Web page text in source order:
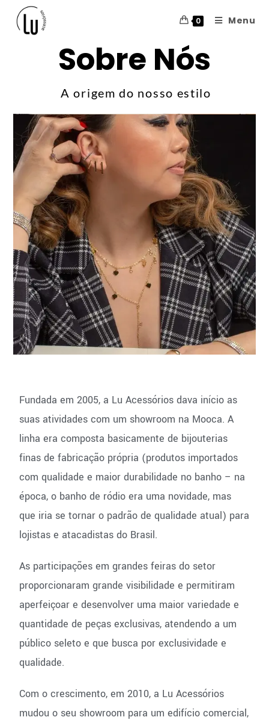
0 Menu
Sobre Nós
Sobre Nós
A origem do nosso estilo
Fundada em 2005, a Lu Acessórios dava início as
suas atividades com um showroom na Mooca. A
linha era composta basicamente de bijouterias
finas de fabricação própria (produtos importados
com qualidade e maior durabilidade no banho – na
época, o banho de ródio era uma novidade, mas
que iria se tornar o padrão de qualidade atual) para
lojistas e atacadistas do Brasil.
As participações em grandes feiras do setor
proporcionaram grande visibilidade e permitiram
aperfeiçoar e desenvolver uma maior variedade e
quantidade de peças exclusivas, atendendo a um
público seleto e que busca por exclusividade e
qualidade.
Com o crescimento, em 2010, a Lu Acessórios
mudou o seu showroom para um edifício comercial,